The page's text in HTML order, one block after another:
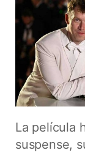
La película
suspense,